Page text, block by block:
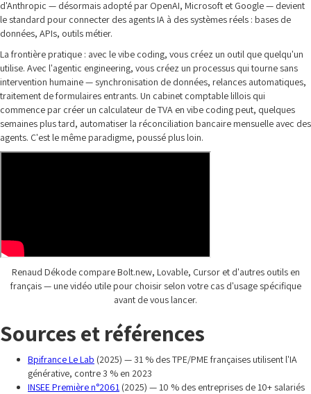
d'Anthropic — désormais adopté par OpenAI, Microsoft et Google — devient
le standard pour connecter des agents IA à des systèmes réels : bases de
données, APIs, outils métier.
La frontière pratique : avec le vibe coding, vous créez un outil que quelqu'un
utilise. Avec l'agentic engineering, vous créez un processus qui tourne sans
intervention humaine — synchronisation de données, relances automatiques,
traitement de formulaires entrants. Un cabinet comptable lillois qui
commence par créer un calculateur de TVA en vibe coding peut, quelques
semaines plus tard, automatiser la réconciliation bancaire mensuelle avec des
agents. C'est le même paradigme, poussé plus loin.
Renaud Dékode compare Bolt.new, Lovable, Cursor et d'autres outils en
français — une vidéo utile pour choisir selon votre cas d'usage spécifique
avant de vous lancer.
Sources et références
Bpifrance Le Lab (2025) — 31 % des TPE/PME françaises utilisent l'IA
générative, contre 3 % en 2023
INSEE Première n°2061 (2025) — 10 % des entreprises de 10+ salariés